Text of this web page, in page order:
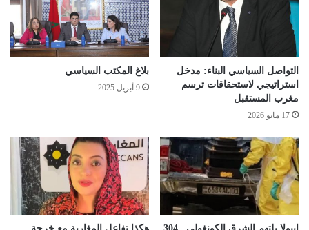
التواصل السياسي البناء: مدخل
استراتيجي لاستحقاقات ترسم
مغرب المستقبل
17 مايو 2026
بلاغ المكتب السياسي
9 أبريل 2025